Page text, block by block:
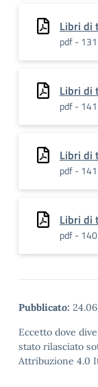
Libri di
pdf -
Libri di
pdf -
Libri di
pdf -
Libri di
pdf -
Pubblicato:
Eccetto dove
stato rilasciato
Attribuzione 4.0